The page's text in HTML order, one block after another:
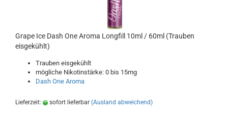
Grape Ice Dash One Aroma Longfill 10ml / 60ml (Trauben
eisgekühlt)
Trauben eisgekühlt
mögliche Nikotinstärke: 0 bis 15mg
Dash One Aroma
Lieferzeit: sofort lieferbar (Ausland abweichend)